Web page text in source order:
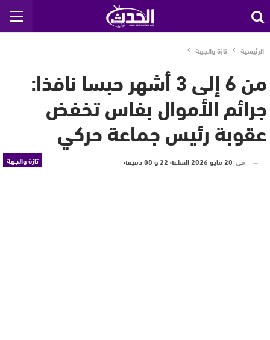
الرئيسية تازة والجهة
من 6 إلى 3 أشهر حبسا نافذا:
جرائم الأموال بفاس تخفض
عقوبة رئيس جماعة حركي
تازة والجهة في 20 مايو 2026 الساعة 22 و 08 دقيقة